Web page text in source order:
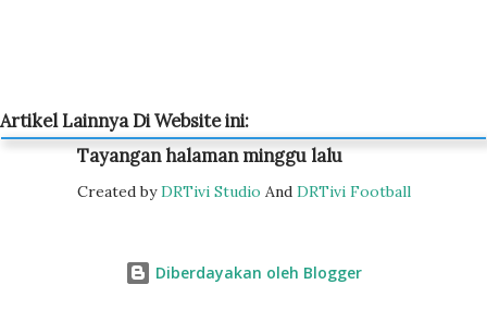
Artikel Lainnya Di Website ini:
Tayangan halaman minggu lalu
Created byDRTivi Studio And DRTivi Football
Diberdayakan oleh Blogger